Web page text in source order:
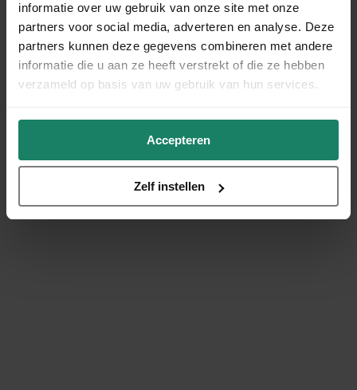
informatie over uw gebruik van onze site met onze
partners voor social media, adverteren en analyse. Deze
partners kunnen deze gegevens combineren met andere
informatie die u aan ze heeft verstrekt of die ze hebben
verzameld op basis van uw gebruik van hun services.
Accepteren
Zelf instellen